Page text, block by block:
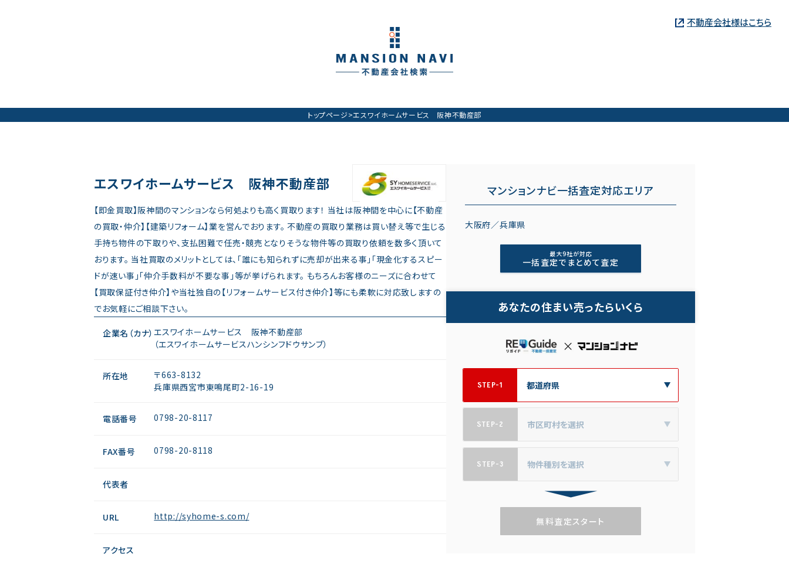
不動産会社様はこちら
トップページ>エスワイホームサービス 阪神不動産部
エスワイホームサービス 阪神不動産部
【即金買取】阪神間のマンションなら何処よりも高く買取ります！ 当社は阪神間を中心に【不動産
の買取・仲介】【建築リフォーム】業を営んでおります。 不動産の買取り業務は買い替え等で生じる
手持ち物件の下取りや、支払困難で任売・競売となりそうな物件等の買取り依頼を数多く頂いて
おります。 当社買取のメリットとしては、「誰にも知られずに売却が出来る事」「現金化するスピー
ドが速い事」「仲介手数料が不要な事」等が挙げられます。 もちろんお客様のニーズに合わせて
【買取保証付き仲介】や当社独自の【リフォームサービス付き仲介】等にも柔軟に対応致しますの
でお気軽にご相談下さい。
企業名（カナ） エスワイホームサービス 阪神不動産部
（エスワイホームサービスハンシンフドウサンブ）
所在地
〒663-8132
兵庫県西宮市東鳴尾町2-16-19
電話番号 0798-20-8117
FAX番号 0798-20-8118
代表者
URL http://syhome-s.com/
アクセス
マンションナビ一括査定対応エリア
大阪府／兵庫県
最大9社が対応
一括査定でまとめて査定
あなたの住まい売ったらいくら
STEP-1
STEP-2
STEP-3
無料査定スタート